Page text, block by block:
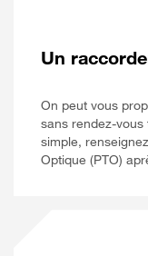
Un
On peut vous
sans rendez-vous
simple,
Optique (PTO)